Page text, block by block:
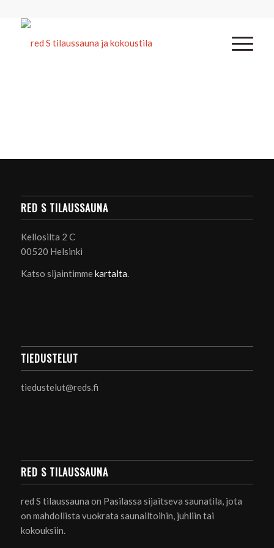
RED S TILAUSSAUNA
Kellosilta 2 C
00520 Helsinki
Katso sijaintimmekartalta.
TIEDUSTELUT
tiedustelut@reds.fi
RED S TILAUSSAUNA
red S tilaussauna on Pasilassa sijaitseva saunatila, jota
on mahdollista vuokrata saunailtoihin, juhliin tai
kokouksiin.